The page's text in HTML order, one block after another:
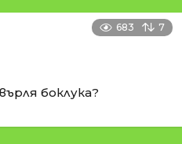
683 7
боклука?